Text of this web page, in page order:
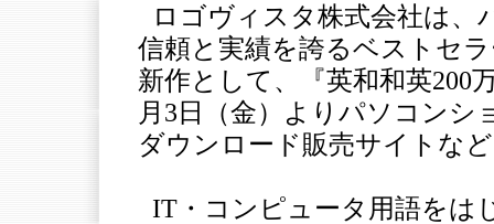
ロゴヴィスタ株式会社は、
信頼と実績を誇るベストセ
新作として、『英和和英200
月3日（金）よりパソコンシ
ダウンロード販売サイトな
IT・コンピュータ用語をは